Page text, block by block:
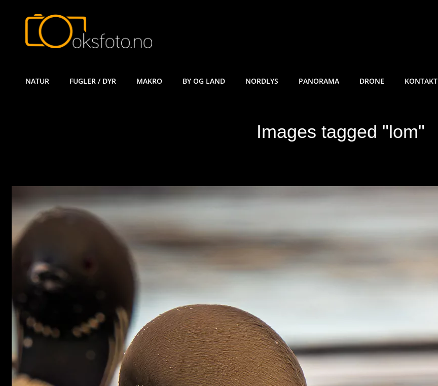
NATUR FUGLER / DYR MAKRO BY OG LAND NORDLYS PANORAMA DRONE KONTAKT
Images tagged "lom"